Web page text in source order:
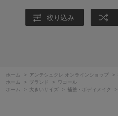
絞り込み
ホーム > アンテシュクレ オンラインショップ >
ホーム
> ブランド >
ワコール
ホーム
> 大きいサイズ > 補整・ボディメイク >